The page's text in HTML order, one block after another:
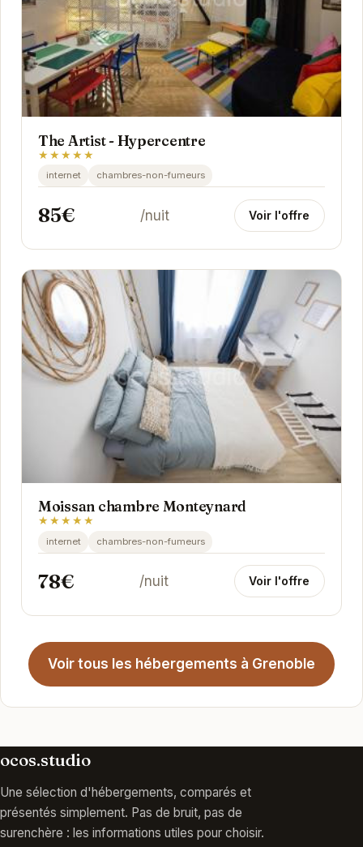
The Artist - Hypercentre
★★★★★
internet chambres-non-fumeurs
85€ /nuit Voir l'offre
Moissan chambre Monteynard
★★★★★
internet chambres-non-fumeurs
78€ /nuit Voir l'offre
Voir tous les hébergements à Grenoble
ocos.studio
Une sélection d'hébergements, comparés et
présentés simplement. Pas de bruit, pas de
surenchère : les informations utiles pour choisir.